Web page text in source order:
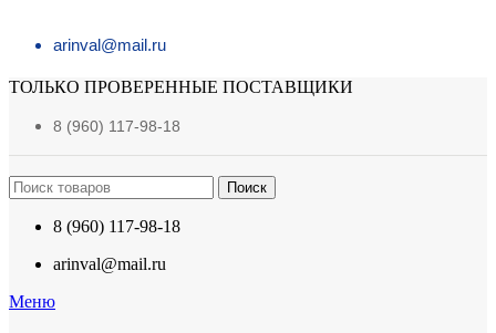
arinval@mail.ru
ТОЛЬКО ПРОВЕРЕННЫЕ ПОСТАВЩИКИ
8 (960) 117-98-18
Поиск
8 (960) 117-98-18
arinval@mail.ru
Меню